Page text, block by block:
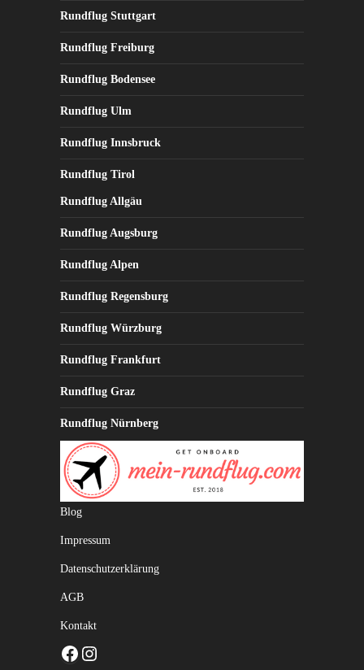
Rundflug Stuttgart
Rundflug Freiburg
Rundflug Bodensee
Rundflug Ulm
Rundflug Innsbruck
Rundflug Tirol
Rundflug Allgäu
Rundflug Augsburg
Rundflug Alpen
Rundflug Regensburg
Rundflug Würzburg
Rundflug Frankfurt
Rundflug Graz
Rundflug Nürnberg
Blog
Impressum
Datenschutzerklärung
AGB
Kontakt
Facebook